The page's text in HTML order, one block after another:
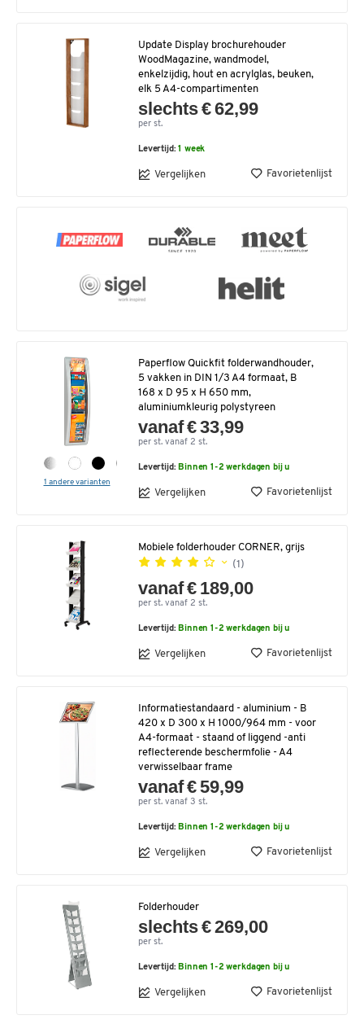
Update Display brochurehouder
WoodMagazine, wandmodel,
enkelzijdig, hout en acrylglas, beuken,
elk 5 A4-compartimenten
slechts € 62,99
per st.
Levertijd:1 week
Vergelijken Favorietenlijst
1 andere varianten
Paperflow Quickfit folderwandhouder,
5 vakken in DIN 1/3 A4 formaat, B
168 x D 95 x H 650 mm,
aluminiumkleurig polystyreen
vanaf € 33,99
per st. vanaf 2 st.
Levertijd: Binnen 1-2 werkdagen bij u
Vergelijken Favorietenlijst
Mobiele folderhouder CORNER, grijs
(1)
vanaf € 189,00
per st. vanaf 2 st.
Levertijd: Binnen 1-2 werkdagen bij u
Vergelijken Favorietenlijst
Informatiestandaard - aluminium - B
420 x D 300 x H 1000/964 mm - voor
A4-formaat - staand of liggend -anti
reflecterende beschermfolie - A4
verwisselbaar frame
vanaf € 59,99
per st. vanaf 3 st.
Levertijd: Binnen 1-2 werkdagen bij u
Vergelijken Favorietenlijst
Folderhouder
slechts € 269,00
per st.
Levertijd: Binnen 1-2 werkdagen bij u
Vergelijken Favorietenlijst